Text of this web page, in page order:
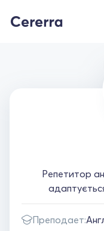
Репетитор
Преподает: